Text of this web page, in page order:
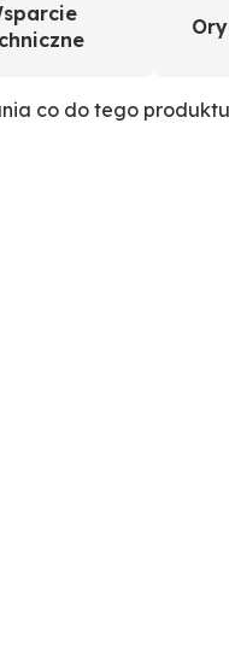
co do tego